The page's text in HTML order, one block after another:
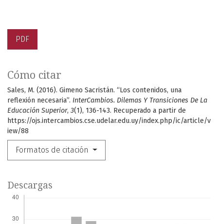
PDF
Cómo citar
Sales, M. (2016). Gimeno Sacristán. “Los contenidos, una
reflexión necesaria”. InterCambios. Dilemas Y Transiciones De La
Educación Superior, 3(1), 136-143. Recuperado a partir de
https://ojs.intercambios.cse.udelar.edu.uy/index.php/ic/article/v
iew/88
Formatos de citación
Descargas